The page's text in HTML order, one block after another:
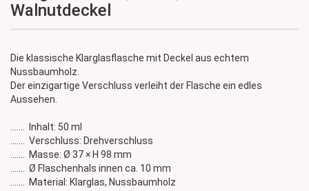
Walnutdeckel
Die klassische Klarglasflasche mit Deckel aus echtem
Nussbaumholz.
Der einzigartige Verschluss verleiht der Flasche ein edles
Aussehen.
....... Inhalt: 50 ml
....... Verschluss: Drehverschluss
....... Masse: Ø 37 × H 98 mm
....... Ø Flaschenhals innen ca. 10 mm
....... Material: Klarglas, Nussbaumholz